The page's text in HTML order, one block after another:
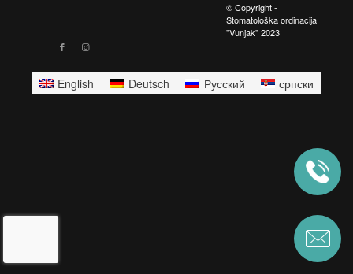
© Copyright -
Stomatološka ordinacija
"Vunjak" 2023
English Deutsch Русский српски